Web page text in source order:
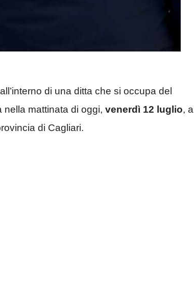
di una ditta che si occupa del
nella mattinata di oggi, venerdì 12 luglio, a
di Cagliari.